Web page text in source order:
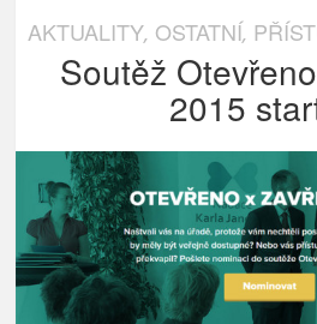
AKTUALITY, OSTATNÍ,
Soutěž
2015